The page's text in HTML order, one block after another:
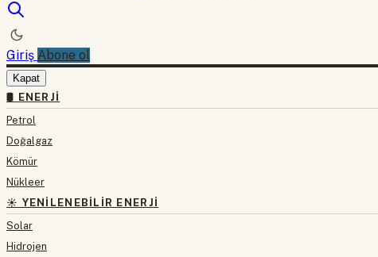
Giriş Abone ol
Kapat
🛢 ENERJI
Petrol
Doğalgaz
Kömür
Nükleer
☀️ YENILENEBILIR ENERJI
Solar
Hidrojen